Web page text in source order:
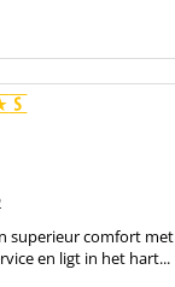
superieur comfort
en ligt in het hart...